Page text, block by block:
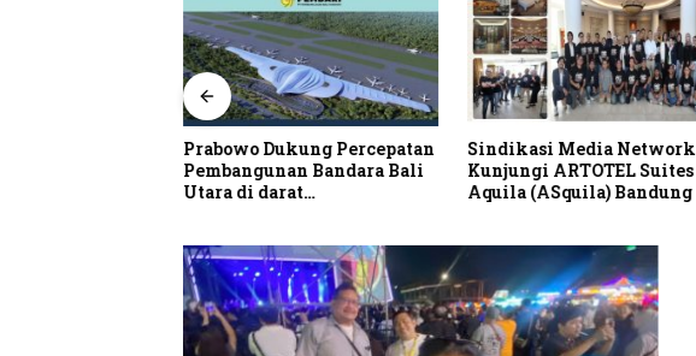
Prabowo Dukung Percepatan
Pembangunan Bandara Bali
Utara di darat
Sindikasi Media Network
Kunjungi ARTOTEL Suites
Aquila (ASquila) Bandung